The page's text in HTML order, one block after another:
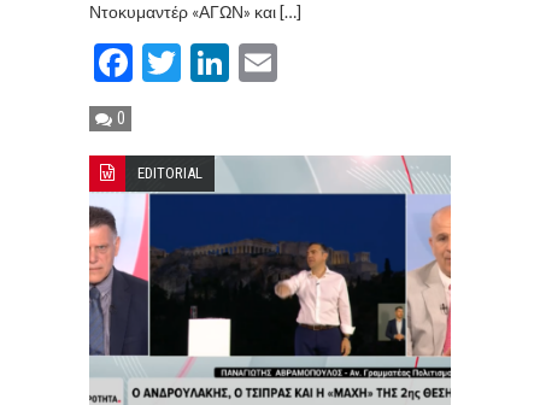
Ντοκυμαντέρ «ΑΓΩΝ» και […]
Facebook
TwitterLinkedIn
0
EDITORIAL